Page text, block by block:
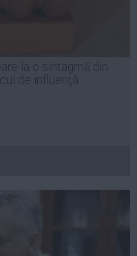
la o sintagmă din
de influenţă